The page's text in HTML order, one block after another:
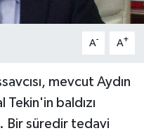
A- A+
mevcut Aydın
Tekin'in baldızı
Bir süredir tedavi